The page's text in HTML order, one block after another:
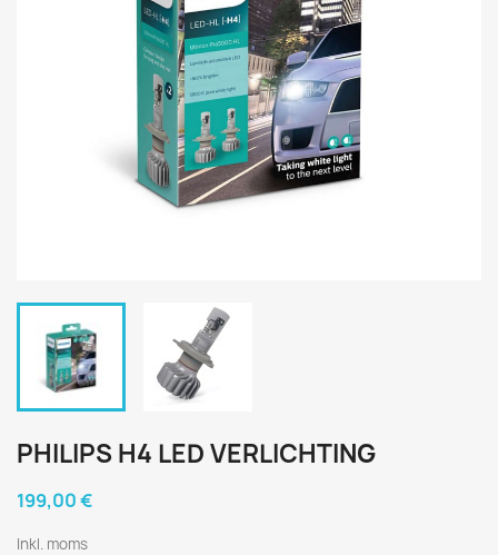
PHILIPS H4 LED VERLICHTING
199,00 €
Inkl. moms